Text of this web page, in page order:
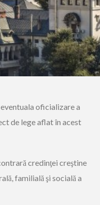
oficializare a
de lege aflat în acest
credinţei creştine
familială şi socială a